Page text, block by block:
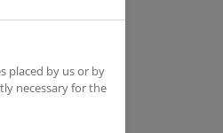
placed by us or by
necessary for the